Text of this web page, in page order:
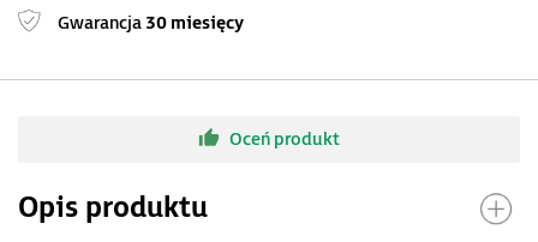
Gwarancja 30 miesięcy
Oceń produkt
Opis produktu